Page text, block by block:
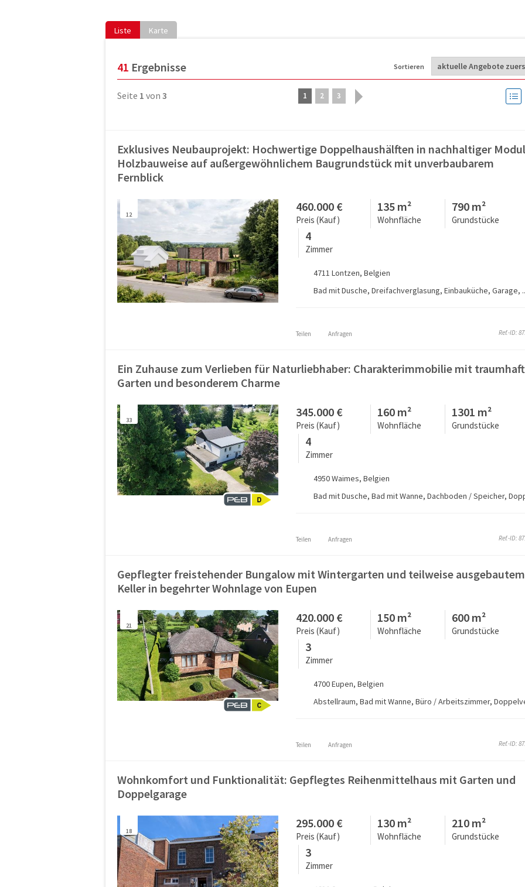
Liste Karte
41 Ergebnisse Sortieren
Seite 1 von 3 1 2 3
Exklusives Neubauprojekt: Hochwertige Doppelhaushälften in nachhaltiger
Holzbauweise auf außergewöhnlichem Baugrundstück mit unverbaubarem
Fernblick
12
460.000 €
Preis (Kauf)
135 m²
Wohnfläche
790 m²
Grundstücke
4
Zimmer
4711 Lontzen, Belgien
Bad mit Dusche, Dreifachverglasung, Einbauküche, Garage,
Teilen Anfragen Ref.-ID:
Ein Zuhause zum Verlieben für Naturliebhaber: Charakterimmobilie mit
Garten und besonderem Charme
33
345.000 €
Preis (Kauf)
160 m²
Wohnfläche
1301 m²
Grundstücke
4
Zimmer
4950 Waimes, Belgien
Teilen Anfragen Ref.-ID:
Gepflegter freistehender Bungalow mit Wintergarten und teilweise ausgebautem
Keller in begehrter Wohnlage von Eupen
21
420.000 €
Preis (Kauf)
150 m²
Wohnfläche
600 m²
Grundstücke
3
Zimmer
4700 Eupen, Belgien
Teilen Anfragen Ref.-ID:
Wohnkomfort und Funktionalität: Gepflegtes Reihenmittelhaus mit Garten und
Doppelgarage
18
295.000 €
Preis (Kauf)
130 m²
Wohnfläche
210 m²
Grundstücke
3
Zimmer